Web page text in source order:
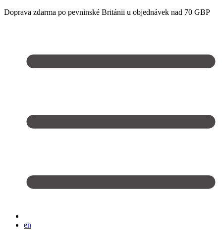
Doprava zdarma po pevninské Británii u objednávek nad 70 GBP
en